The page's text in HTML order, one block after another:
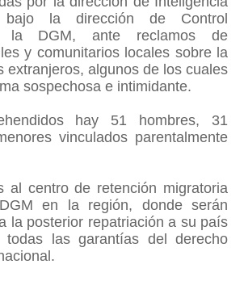
la dirección de Control
la DGM, ante reclamos de
y comunitarios locales sobre la
extranjeros, algunos de los cuales
sospechosa e intimidante.
hay 51 hombres, 31
vinculados parentalmente
al centro de retención migratoria
en la región, donde serán
la posterior repatriación a su país
las garantías del derecho